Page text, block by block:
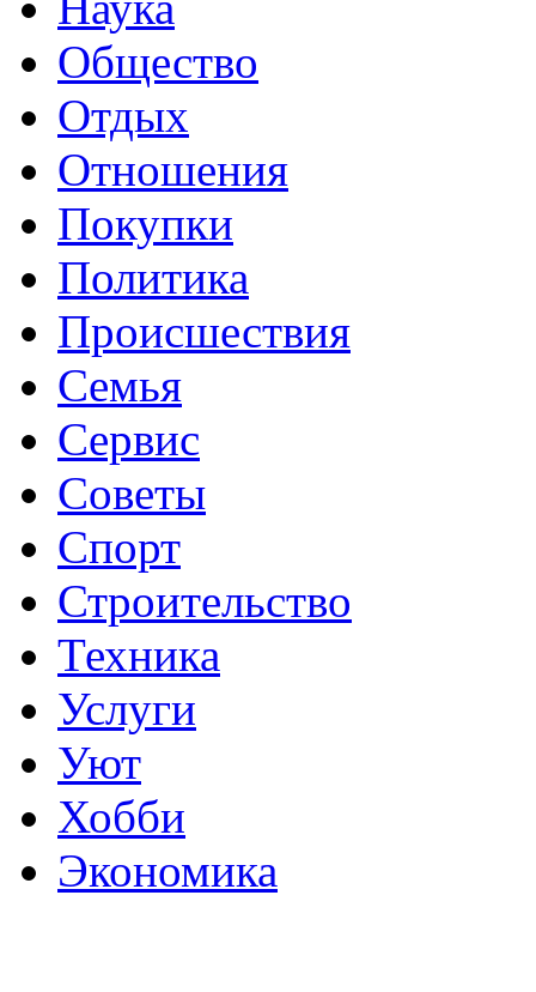
Общество
Отдых
Отношения
Покупки
Политика
Происшествия
Семья
Сервис
Советы
Спорт
Строительство
Техника
Услуги
Уют
Хобби
Экономика